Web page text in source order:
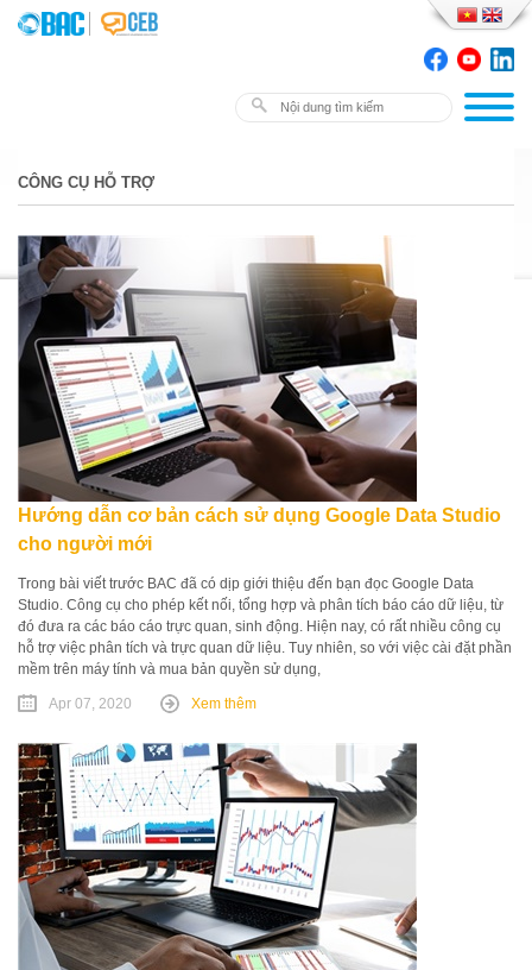
CÔNG CỤ HỖ TRỢ
Hướng dẫn cơ bản cách sử dụng Google Data Studio
cho người mới
Trong bài viết trước BAC đã có dịp giới thiệu đến bạn đọc Google Data
Studio. Công cụ cho phép kết nối, tổng hợp và phân tích báo cáo dữ liệu, từ
đó đưa ra các báo cáo trực quan, sinh động. Hiện nay, có rất nhiều công cụ
hỗ trợ việc phân tích và trực quan dữ liệu. Tuy nhiên, so với việc cài đặt phần
mềm trên máy tính và mua bản quyền sử dụng,
Apr 07, 2020 Xem thêm